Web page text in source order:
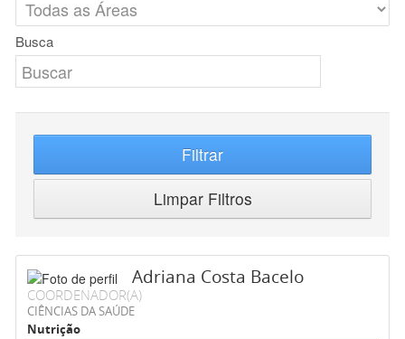
Busca
Filtrar
Limpar Filtros
Adriana Costa Bacelo
COORDENADOR(A)
CIÊNCIAS DA SAÚDE
Nutrição